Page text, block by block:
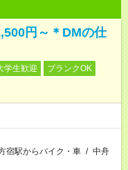
円～＊DMの仕
学生歓迎
ブランクOK
宿駅からバイク・車 / 中舟